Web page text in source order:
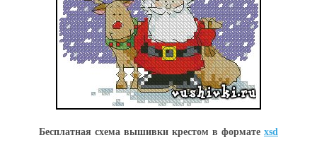
Бесплатная схема вышивки крестом в форматe xsd